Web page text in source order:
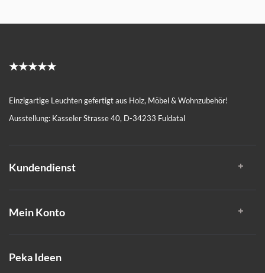
★★★★★
Einzigartige Leuchten gefertigt aus Holz, Möbel & Wohnzubehör!
Ausstellung: Kasseler Strasse 40, D-34233 Fuldatal
Kundendienst
Mein Konto
Peka Ideen